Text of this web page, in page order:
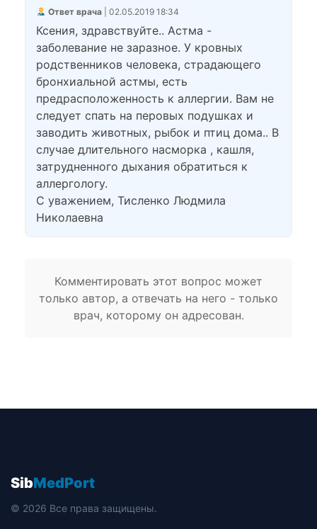
Ответ врача| 02.05.2019 18:34
Ксения, здравствуйте.. Астма -
заболевание не заразное. У кровных
родственников человека, страдающего
бронхиальной астмы, есть
предрасположенность к аллергии. Вам не
следует спать на перовых подушках и
заводить животных, рыбок и птиц дома.. В
случае длительного насморка , кашля,
затрудненного дыхания обратиться к
аллергологу.
С уважением, Тисленко Людмила
Николаевна
Комментировать этот вопрос может
только автор, а отвечать на него - только
врач, которому он адресован.
SibMedPort
© 2026 Все права защищены.